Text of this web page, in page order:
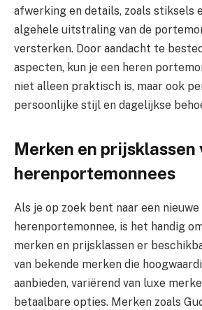
afwerking en details, zoals stiksels
algehele uitstraling van de
versterken. Door aandacht te
aspecten, kun je een heren
niet alleen praktisch is, maar ook
persoonlijke stijl en dagelijkse
Merken en prijsklassen
herenportemonnees
Als je op zoek bent naar een nieuwe
herenportemonnee, is het handig
merken en prijsklassen er
van bekende merken die
aanbieden, variërend van luxe
betaalbare opties. Merken zoals